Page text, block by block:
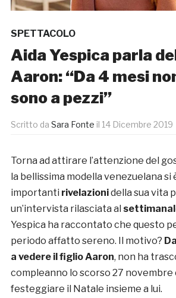
SPETTACOLO
Aida Yespica parla
Aaron: “Da 4 mesi
sono a pezzi”
Scritto da Sara Fonte il 14 Dicembre 2019
Torna ad attirare l’attenzione del
la bellissima modella venezuelana
importanti rivelazionidella sua vita
un’intervista rilasciata al
Yespica ha raccontato che questo
periodo affatto sereno. Il motivo?
a vedere il figlio Aaron, non ha
compleanno lo scorso 27 novembre
festeggiare il Natale insieme a lui.